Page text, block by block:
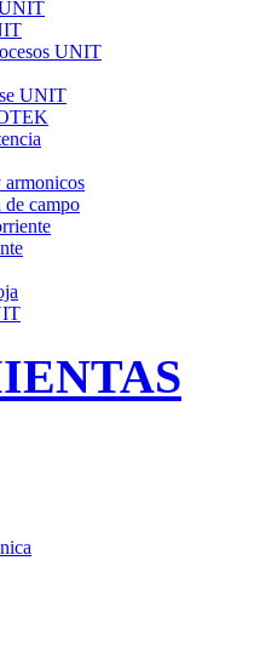
UNIT
UNIT
armonicos
de campo